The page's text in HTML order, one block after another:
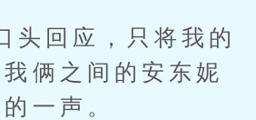
回应，只将我的
俩之间的安东妮
一声。